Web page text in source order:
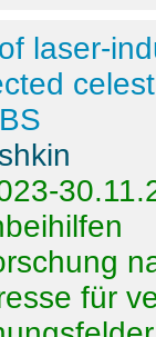
laser-
für